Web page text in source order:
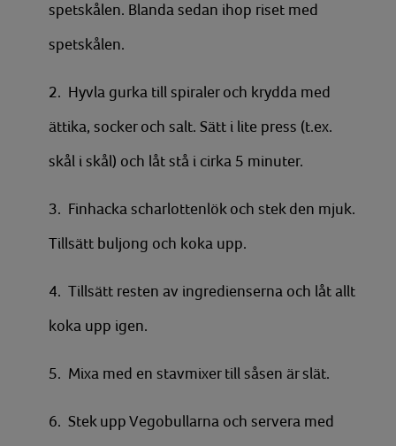
spetskålen. Blanda sedan ihop riset med
spetskålen.
2. Hyvla gurka till spiraler och krydda med
ättika, socker och salt. Sätt i lite press (t.ex.
skål i skål) och låt stå i cirka 5 minuter.
3. Finhacka scharlottenlök och stek den mjuk.
Tillsätt buljong och koka upp.
4. Tillsätt resten av ingredienserna och låt allt
koka upp igen.
5. Mixa med en stavmixer till såsen är slät.
6. Stek upp Vegobullarna och servera med